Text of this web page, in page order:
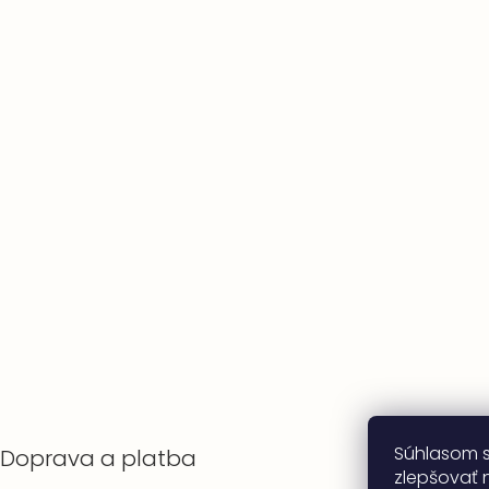
Súhlasom
zlepšovať
Doprava a platba